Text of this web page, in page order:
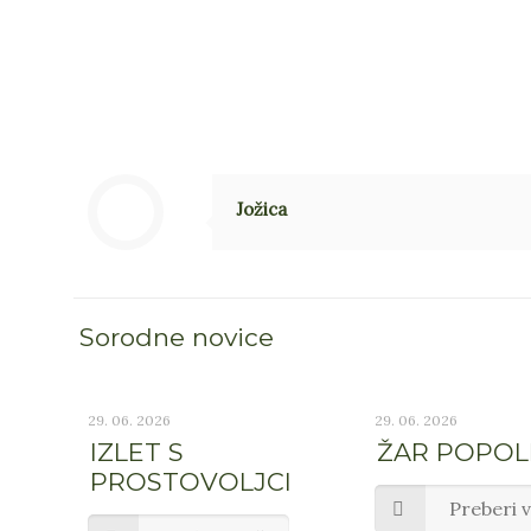
Jožica
Sorodne novice
29. 06. 2026
IZLET S
PROSTOVOLJCI
29. 06. 2026
ŽAR
Preberi